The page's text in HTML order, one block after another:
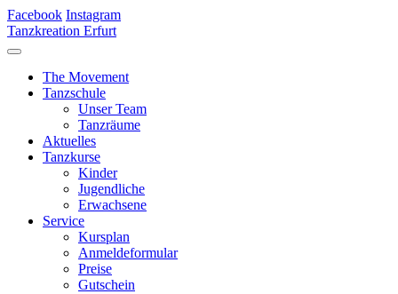
Facebook Instagram
Tanzkreation Erfurt
The Movement
Tanzschule
Unser Team
Tanzräume
Aktuelles
Tanzkurse
Kinder
Jugendliche
Erwachsene
Service
Kursplan
Anmeldeformular
Preise
Gutschein